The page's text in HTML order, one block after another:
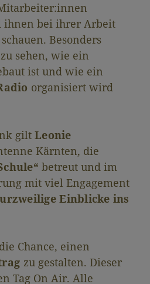
bei ihrer Arbeit
Besonders
sehen, wie ein
ist und wie ein
organisiert wird
gilt Leonie
Kärnten, die
betreut und im
mit viel Engagement
Einblicke ins
Chance, einen
zu gestalten. Dieser
Tag On Air. Alle